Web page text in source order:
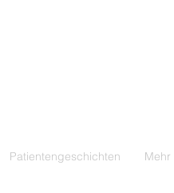
Patientengeschichten Mehr